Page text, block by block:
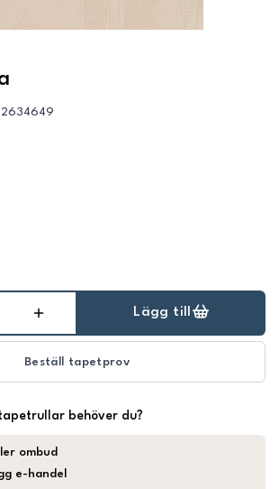
Lägg till
Beställ tapetprov
behöver du?
ombud
e-handel